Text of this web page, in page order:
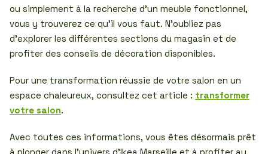
ou simplement à la recherche d’un meuble fonctionnel,
vous y trouverez ce qu’il vous faut. N’oubliez pas
d’explorer les différentes sections du magasin et de
profiter des conseils de décoration disponibles.
Pour une transformation réussie de votre salon en un
espace chaleureux, consultez cet article : transformer
votre salon.
Avec toutes ces informations, vous êtes désormais prêt
à plonger dans l’univers d’Ikea Marseille et à profiter au